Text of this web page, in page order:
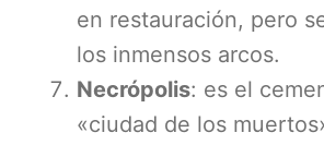
en restauración, pero
los inmensos arcos.
Necrópolis: es el
«ciudad de los